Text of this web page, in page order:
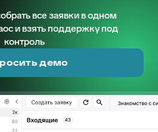
все заявки в одном
и взять поддержку под
контроль
демо